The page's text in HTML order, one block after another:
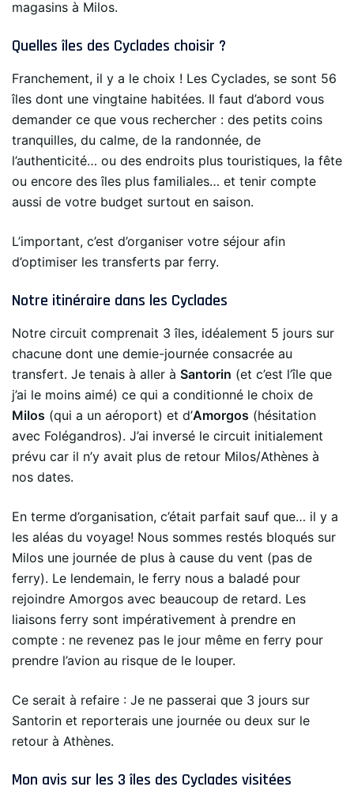
magasins à Milos.
Quelles îles des Cyclades choisir ?
Franchement, il y a le choix ! Les Cyclades, se sont 56
îles dont une vingtaine habitées. Il faut d’abord vous
demander ce que vous rechercher : des petits coins
tranquilles, du calme, de la randonnée, de
l’authenticité… ou des endroits plus touristiques, la fête
ou encore des îles plus familiales… et tenir compte
aussi de votre budget surtout en saison.
L’important, c’est d’organiser votre séjour afin
d’optimiser les transferts par ferry.
Notre itinéraire dans les Cyclades
Notre circuit comprenait 3 îles, idéalement 5 jours sur
chacune dont une demie-journée consacrée au
transfert. Je tenais à aller à Santorin (et c’est l’île que
j’ai le moins aimé) ce qui a conditionné le choix de
Milos (qui a un aéroport) et d’Amorgos (hésitation
avec Folégandros). J’ai inversé le circuit initialement
prévu car il n’y avait plus de retour Milos/Athènes à
nos dates.
En terme d’organisation, c’était parfait sauf que… il y a
les aléas du voyage! Nous sommes restés bloqués sur
Milos une journée de plus à cause du vent (pas de
ferry). Le lendemain, le ferry nous a baladé pour
rejoindre Amorgos avec beaucoup de retard. Les
liaisons ferry sont impérativement à prendre en
compte : ne revenez pas le jour même en ferry pour
prendre l’avion au risque de le louper.
Ce serait à refaire : Je ne passerai que 3 jours sur
Santorin et reporterais une journée ou deux sur le
retour à Athènes.
Mon avis sur les 3 îles des Cyclades visitées